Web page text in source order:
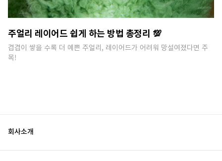
주얼리 레이어드 쉽게 하는 방법 총정리 💯
겹겹이 쌓을 수록 더 예쁜 주얼리, 레이어드가 어려워 망설여졌다면 주
목!
회사소개